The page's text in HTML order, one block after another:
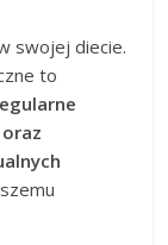
swojej diecie.
to